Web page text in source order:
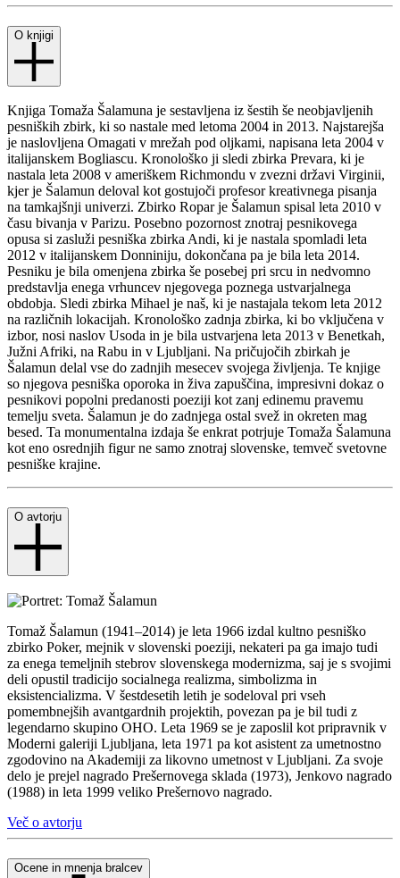
O knjigi
Knjiga Tomaža Šalamuna je sestavljena iz šestih še neobjavljenih
pesniških zbirk, ki so nastale med letoma 2004 in 2013. Najstarejša
je naslovljena Omagati v mrežah pod oljkami, napisana leta 2004 v
italijanskem Bogliascu. Kronološko ji sledi zbirka Prevara, ki je
nastala leta 2008 v ameriškem Richmondu v zvezni državi Virginii,
kjer je Šalamun deloval kot gostujoči profesor kreativnega pisanja
na tamkajšnji univerzi. Zbirko Ropar je Šalamun spisal leta 2010 v
času bivanja v Parizu. Posebno pozornost znotraj pesnikovega
opusa si zasluži pesniška zbirka Andi, ki je nastala spomladi leta
2012 v italijanskem Donniniju, dokončana pa je bila leta 2014.
Pesniku je bila omenjena zbirka še posebej pri srcu in nedvomno
predstavlja enega vrhuncev njegovega poznega ustvarjalnega
obdobja. Sledi zbirka Mihael je naš, ki je nastajala tekom leta 2012
na različnih lokacijah. Kronološko zadnja zbirka, ki bo vključena v
izbor, nosi naslov Usoda in je bila ustvarjena leta 2013 v Benetkah,
Južni Afriki, na Rabu in v Ljubljani. Na pričujočih zbirkah je
Šalamun delal vse do zadnjih mesecev svojega življenja. Te knjige
so njegova pesniška oporoka in živa zapuščina, impresivni dokaz o
pesnikovi popolni predanosti poeziji kot zanj edinemu pravemu
temelju sveta. Šalamun je do zadnjega ostal svež in okreten mag
besed. Ta monumentalna izdaja še enkrat potrjuje Tomaža Šalamuna
kot eno osrednjih figur ne samo znotraj slovenske, temveč svetovne
pesniške krajine.
O avtorju
Tomaž Šalamun (1941–2014) je leta 1966 izdal kultno pesniško
zbirko Poker, mejnik v slovenski poeziji, nekateri pa ga imajo tudi
za enega temeljnih stebrov slovenskega modernizma, saj je s svojimi
deli opustil tradicijo socialnega realizma, simbolizma in
eksistencializma. V šestdesetih letih je sodeloval pri vseh
pomembnejših avantgardnih projektih, povezan pa je bil tudi z
legendarno skupino OHO. Leta 1969 se je zaposlil kot pripravnik v
Moderni galeriji Ljubljana, leta 1971 pa kot asistent za umetnostno
zgodovino na Akademiji za likovno umetnost v Ljubljani. Za svoje
delo je prejel nagrado Prešernovega sklada (1973), Jenkovo nagrado
(1988) in leta 1999 veliko Prešernovo nagrado.
Več o avtorju
Ocene in mnenja bralcev